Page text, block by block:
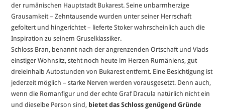
der rumänischen Hauptstadt Bukarest. Seine unbarmherzige
Grausamkeit – Zehntausende wurden unter seiner Herrschaft
gefoltert und hingerichtet – lieferte Stoker wahrscheinlich auch die
Inspiration zu seinem Gruselklassiker.
Schloss Bran, benannt nach der angrenzenden Ortschaft und Vlads
einstiger Wohnsitz, steht noch heute im Herzen Rumäniens, gut
dreieinhalb Autostunden von Bukarest entfernt. Eine Besichtigung ist
jederzeit möglich – starke Nerven werden vorausgesetzt. Denn auch,
wenn die Romanfigur und der echte Graf Dracula natürlich nicht ein
und dieselbe Person sind, bietet das Schloss genügend Gründe